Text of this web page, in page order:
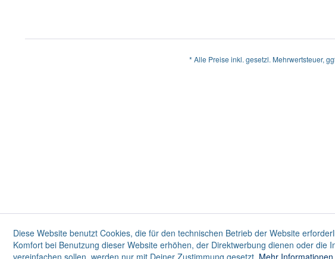
* Alle Preise inkl. gesetzl. Mehrwertsteuer,
Diese Website benutzt Cookies, die für den technischen Betrieb der Website
Komfort bei Benutzung dieser Website erhöhen, der Direktwerbung dienen oder die
vereinfachen sollen, werden nur mit Deiner Zustimmung gesetzt. Mehr Informationen